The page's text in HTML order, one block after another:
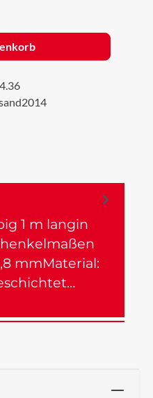
den gewünschten
1 m langin
mmMaterial: